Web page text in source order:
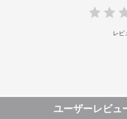
レビ
ユーザーレビュ